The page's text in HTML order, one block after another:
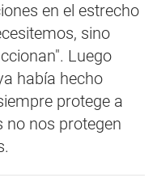
en el estrecho
sino
Luego
había hecho
protege a
no nos protegen